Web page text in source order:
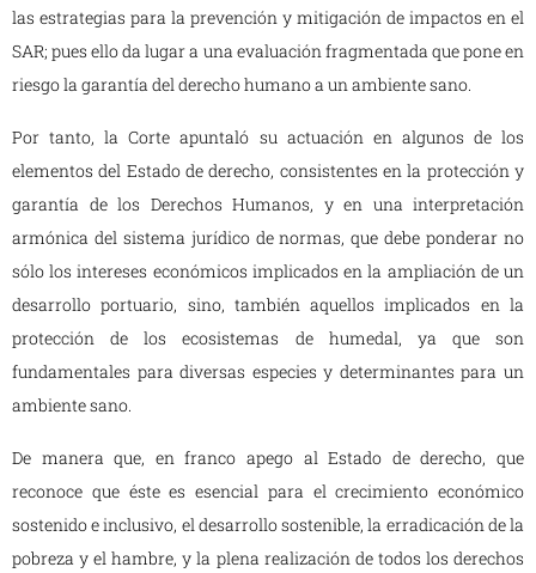
las estrategias para la prevención y mitigación de impactos en el
SAR; pues ello da lugar a una evaluación fragmentada que pone en
riesgo la garantía del derecho humano a un ambiente sano.
Por tanto, la Corte apuntaló su actuación en algunos de los
elementos del Estado de derecho, consistentes en la protección y
garantía de los Derechos Humanos, y en una interpretación
armónica del sistema jurídico de normas, que debe ponderar no
sólo los intereses económicos implicados en la ampliación de un
desarrollo portuario, sino, también aquellos implicados en la
protección de los ecosistemas de humedal, ya que son
fundamentales para diversas especies y determinantes para un
ambiente sano.
De manera que, en franco apego al Estado de derecho, que
reconoce que éste es esencial para el crecimiento económico
sostenido e inclusivo, el desarrollo sostenible, la erradicación de la
pobreza y el hambre, y la plena realización de todos los derechos